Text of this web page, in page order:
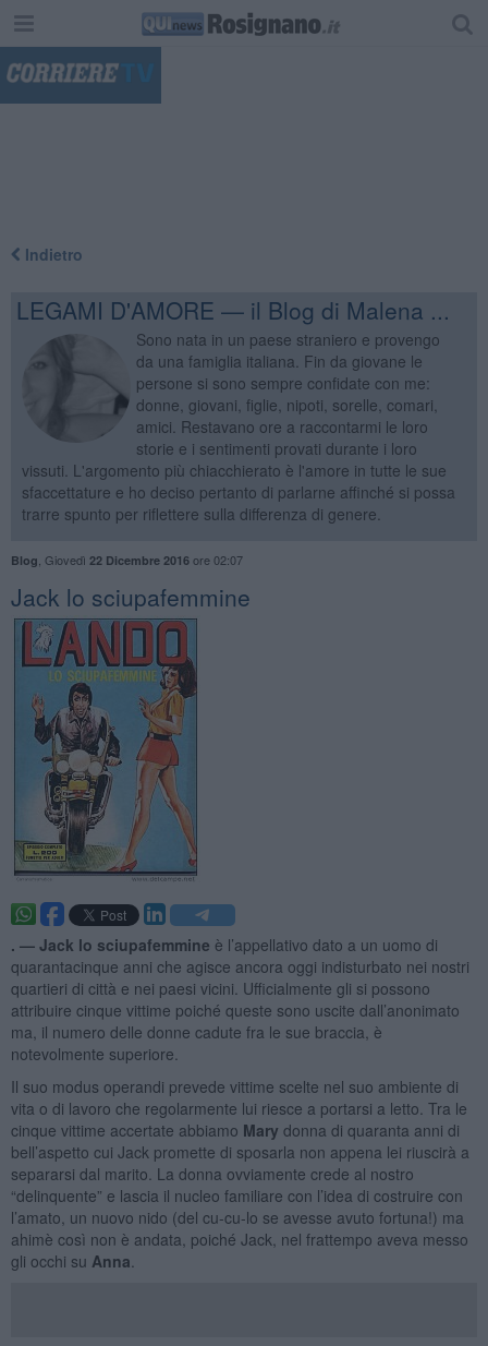
Indietro
LEGAMI D'AMORE — il Blog di Malena ...
Sono nata in un paese straniero e provengo
da una famiglia italiana. Fin da giovane le
persone si sono sempre confidate con me:
donne, giovani, figlie, nipoti, sorelle, comari,
amici. Restavano ore a raccontarmi le loro
storie e i sentimenti provati durante i loro
vissuti. L'argomento più chiacchierato è l'amore in tutte le sue
sfaccettature e ho deciso pertanto di parlarne affinché si possa
trarre spunto per riflettere sulla differenza di genere.
Blog Giovedì 22 Dicembre 2016ore 02:07
Jack lo sciupafemmine
. — Jack lo sciupafemmine è l’appellativo dato a un uomo di
quarantacinque anni che agisce ancora oggi indisturbato nei nostri
quartieri di città e nei paesi vicini. Ufficialmente gli si possono
attribuire cinque vittime poiché queste sono uscite dall’anonimato
ma, il numero delle donne cadute fra le sue braccia, è
notevolmente superiore.
Il suo modus operandi prevede vittime scelte nel suo ambiente di
vita o di lavoro che regolarmente lui riesce a portarsi a letto. Tra le
cinque vittime accertate abbiamo Mary donna di quaranta anni di
bell’aspetto cui Jack promette di sposarla non appena lei riuscirà a
separarsi dal marito. La donna ovviamente crede al nostro
“delinquente” e lascia il nucleo familiare con l’idea di costruire con
l’amato, un nuovo nido (del cu-cu-lo se avesse avuto fortuna!) ma
ahimè così non è andata, poiché Jack, nel frattempo aveva messo
gli occhi su Anna